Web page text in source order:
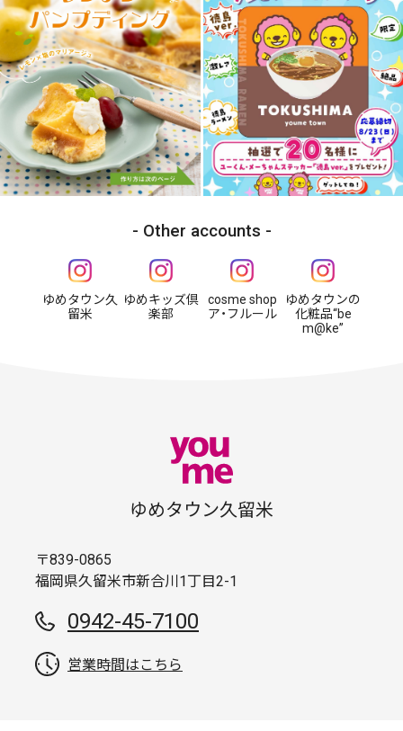
Other accounts
ゆめタウン久
留米
ゆめキッズ倶
楽部
cosme shop
ア・フルール
ゆめタウンの
化粧品“be
m@ke”
ゆめタウン久留米
〒839-0865
福岡県久留米市新合川1丁目2-1
0942-45-7100
営業時間はこちら